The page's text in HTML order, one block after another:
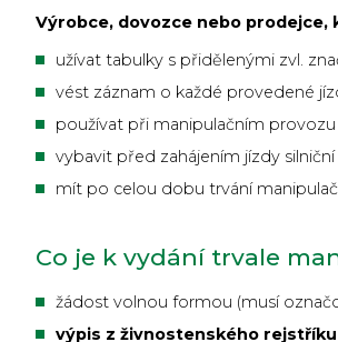
Výrobce, dovozce nebo
užívat tabulky s přidělenými zvl.
vést záznam o každé provedené
používat při manipulačním
vybavit před zahájením jízdy
mít po celou dobu trvání
Co je k vydání trvale
žádost volnou formou (musí
výpis z živnostenského